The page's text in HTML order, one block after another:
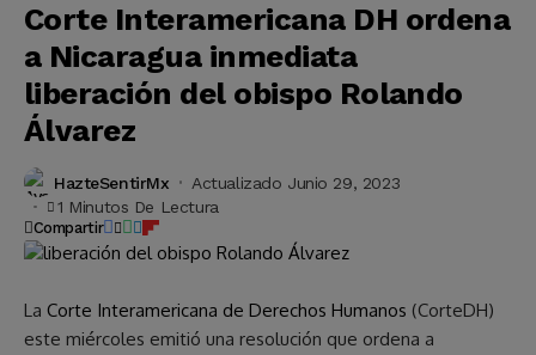
Corte Interamericana DH ordena
a Nicaragua inmediata
liberación del obispo Rolando
Álvarez
HazteSentirMx
Actualizado Junio 29, 2023
1 Minutos De Lectura
Compartir
La Corte Interamericana de Derechos Humanos (CorteDH)
este miércoles emitió una resolución que ordena a